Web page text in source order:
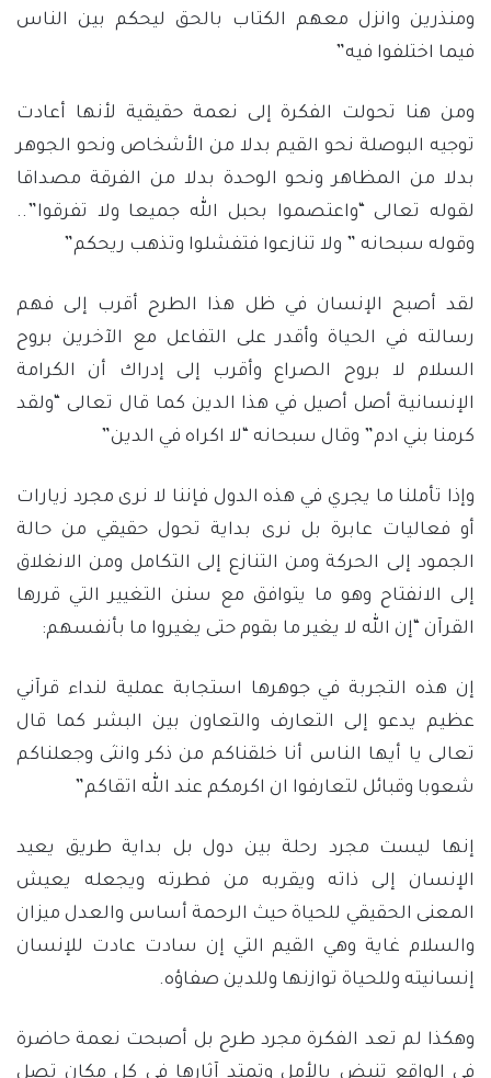
ومنذرين وانزل معهم الكتاب بالحق ليحكم بين الناس
فيما اختلفوا فيه”
ومن هنا تحولت الفكرة إلى نعمة حقيقية لأنها أعادت
توجيه البوصلة نحو القيم بدلا من الأشخاص ونحو الجوهر
بدلا من المظاهر ونحو الوحدة بدلا من الفرقة مصداقا
لقوله تعالى “واعتصموا بحبل الله جميعا ولا تفرقوا”..
وقوله سبحانه ” ولا تنازعوا فتفشلوا وتذهب ريحكم”
لقد أصبح الإنسان في ظل هذا الطرح أقرب إلى فهم
رسالته في الحياة وأقدر على التفاعل مع الآخرين بروح
السلام لا بروح الصراع وأقرب إلى إدراك أن الكرامة
الإنسانية أصل أصيل في هذا الدين كما قال تعالى “ولقد
كرمنا بني ادم” وقال سبحانه “لا اكراه في الدين”
وإذا تأملنا ما يجري في هذه الدول فإننا لا نرى مجرد زيارات
أو فعاليات عابرة بل نرى بداية تحول حقيقي من حالة
الجمود إلى الحركة ومن التنازع إلى التكامل ومن الانغلاق
إلى الانفتاح وهو ما يتوافق مع سنن التغيير التي قررها
القرآن “إن الله لا يغير ما بقوم حتى يغيروا ما بأنفسهم:
إن هذه التجربة في جوهرها استجابة عملية لنداء قرآني
عظيم يدعو إلى التعارف والتعاون بين البشر كما قال
تعالى يا أيها الناس أنا خلقناكم من ذكر وانثى وجعلناكم
شعوبا وقبائل لتعارفوا ان اكرمكم عند الله اتقاكم”
إنها ليست مجرد رحلة بين دول بل بداية طريق يعيد
الإنسان إلى ذاته ويقربه من فطرته ويجعله يعيش
المعنى الحقيقي للحياة حيث الرحمة أساس والعدل ميزان
والسلام غاية وهي القيم التي إن سادت عادت للإنسان
إنسانيته وللحياة توازنها وللدين صفاؤه.
وهكذا لم تعد الفكرة مجرد طرح بل أصبحت نعمة حاضرة
في الواقع تنبض بالأمل وتمتد آثارها في كل مكان تصل